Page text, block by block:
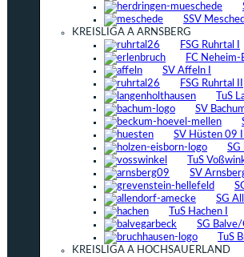
SSV
KREISLIGA A ARNSBERG
FSG Ruhrtal I
FC Neheim-
SV Affeln I
FSG Ruhrtal II
TuS
SV
SV Hüsten 09 II
SG
TuS
SV
SG
TuS Hachen I
SG Balve/
TuS
KREISLIGA A HOCHSAUERLAND